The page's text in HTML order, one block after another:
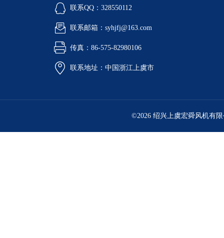
联系QQ：328550112
联系邮箱：syhjfj@163.com
传真：86-575-82980106
联系地址：中国浙江上虞市
©2026 绍兴上虞宏舜风机有